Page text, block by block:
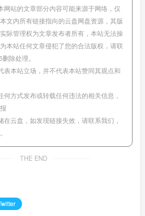
网站的文章部分内容可能来源于网络，仅
文内所有链接指向的云盘网盘资源，其版
际管理权为文章发布者所有，本站无法操
本站任何文章侵犯了您的合法版权，请联
除处理。
表本站立场，并不代表本站赞同其观点和
何方式发布或转载任何违法的相关信息，
在云盘，如发现链接失效，请联系我们，
THE END